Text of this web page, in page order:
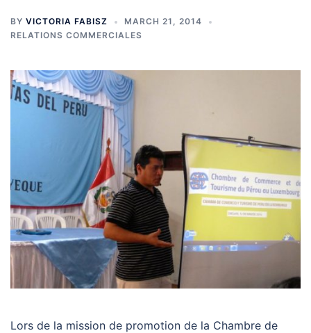
BY VICTORIA FABISZ
MARCH 21, 2014
RELATIONS COMMERCIALES
Lors de la mission de promotion de la Chambre de